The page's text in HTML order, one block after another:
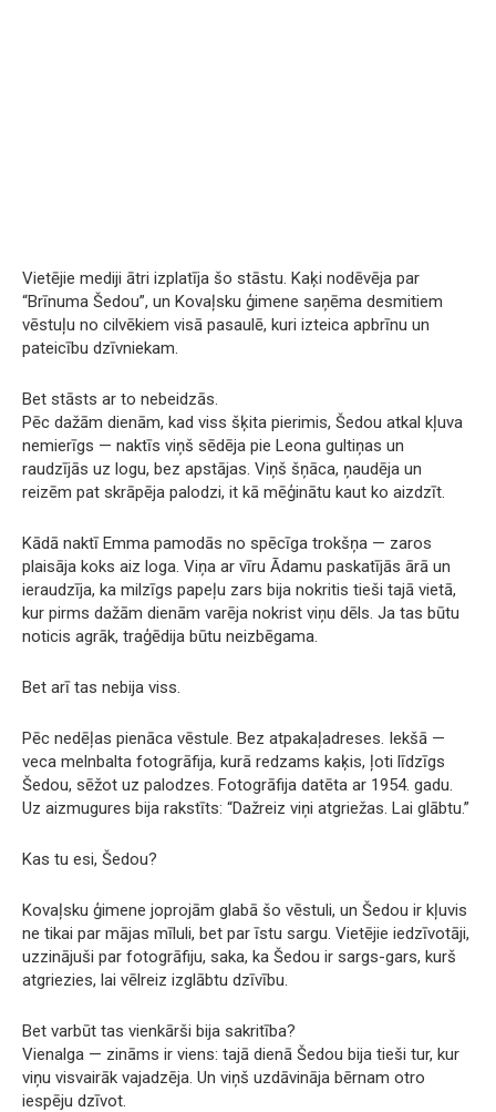
Vietējie mediji ātri izplatīja šo stāstu. Kaķi nodēvēja par
“Brīnuma Šedou”, un Kovaļsku ģimene saņēma desmitiem
vēstuļu no cilvēkiem visā pasaulē, kuri izteica apbrīnu un
pateicību dzīvniekam.
Bet stāsts ar to nebeidzās.
Pēc dažām dienām, kad viss šķita pierimis, Šedou atkal kļuva
nemierīgs — naktīs viņš sēdēja pie Leona gultiņas un
raudzījās uz logu, bez apstājas. Viņš šņāca, ņaudēja un
reizēm pat skrāpēja palodzi, it kā mēģinātu kaut ko aizdzīt.
Kādā naktī Emma pamodās no spēcīga trokšņa — zaros
plaisāja koks aiz loga. Viņa ar vīru Ādamu paskatījās ārā un
ieraudzīja, ka milzīgs papeļu zars bija nokritis tieši tajā vietā,
kur pirms dažām dienām varēja nokrist viņu dēls. Ja tas būtu
noticis agrāk, traģēdija būtu neizbēgama.
Bet arī tas nebija viss.
Pēc nedēļas pienāca vēstule. Bez atpakaļadreses. Iekšā —
veca melnbalta fotogrāfija, kurā redzams kaķis, ļoti līdzīgs
Šedou, sēžot uz palodzes. Fotogrāfija datēta ar 1954. gadu.
Uz aizmugures bija rakstīts: “Dažreiz viņi atgriežas. Lai glābtu.”
Kas tu esi, Šedou?
Kovaļsku ģimene joprojām glabā šo vēstuli, un Šedou ir kļuvis
ne tikai par mājas mīluli, bet par īstu sargu. Vietējie iedzīvotāji,
uzzinājuši par fotogrāfiju, saka, ka Šedou ir sargs-gars, kurš
atgriezies, lai vēlreiz izglābtu dzīvību.
Bet varbūt tas vienkārši bija sakritība?
Vienalga — zināms ir viens: tajā dienā Šedou bija tieši tur, kur
viņu visvairāk vajadzēja. Un viņš uzdāvināja bērnam otro
iespēju dzīvot.